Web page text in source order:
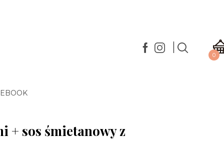
0
+ sos śmietanowy z